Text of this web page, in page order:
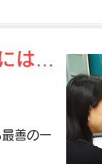
は…
善の一